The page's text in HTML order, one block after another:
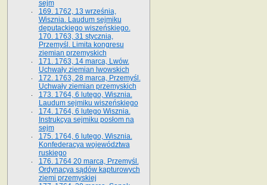
sejm
169. 1762, 13 września,
Wisznia. Laudum sejmiku
deputackiego wiszeńskiego.
170. 1763, 31 stycznia,
Przemyśl. Limita kongresu
ziemian przemyskich
171. 1763, 14 marca, Lwów.
Uchwały ziemian lwowskich
172. 1763, 28 marca, Przemyśl.
Uchwały ziemian przemyskich
173. 1764, 6 lutego, Wisznia.
Laudum sejmiku wiszeńskiego
174. 1764, 6 lutego Wisznia.
Instrukcya sejmiku posłom na
sejm
175. 1764, 6 lutego, Wisznia.
Konfederacya województwa
ruskiego
176. 1764 20 marca, Przemyśl.
Ordynacya sądów kapturowych
ziemi przemyskiej